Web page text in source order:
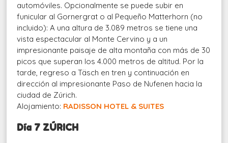
automóviles. Opcionalmente se puede subir en
funicular al Gornergrat o al Pequeño Matterhorn (no
incluido): A una altura de 3.089 metros se tiene una
vista espectacular al Monte Cervino y a un
impresionante paisaje de alta montaña con más de 30
picos que superan los 4.000 metros de altitud. Por la
tarde, regreso a Täsch en tren y continuación en
dirección al impresionante Paso de Nufenen hacia la
ciudad de Zúrich.
Alojamiento: RADISSON HOTEL & SUITES
Día 7 ZÚRICH